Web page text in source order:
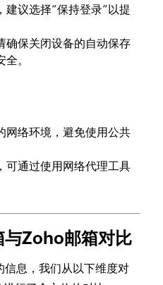
建议选择“保持登录”以提
确保关闭设备的自动保存
。
网络环境，避免使用公共
可通过使用网络代理工具
与Zoho邮箱对比
信息，我们从以下维度对